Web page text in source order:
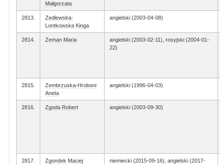
Małgorzata
2813.
Zedlewska-
Lontkowska Kinga
angielski (2003-04-08)
2814. Zeman Maria
angielski (2003-02-11), rosyjski (2004-01-
22)
2815.
Zembrzuska-Hroboni
Aneta
angielski (1996-04-03)
2816. Zgoda Robert angielski (2003-09-30)
2817. Zgondek Maciej
niemiecki (2015-09-16), angielski (2017-